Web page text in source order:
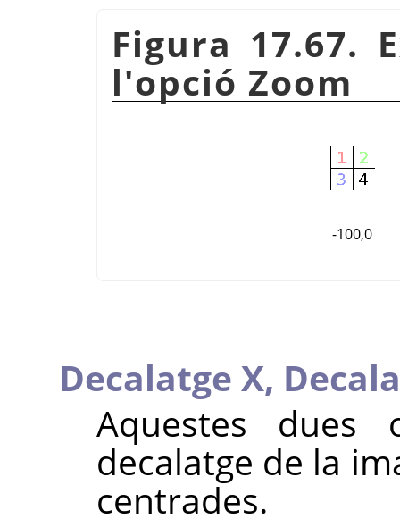
Figura 17.67.
l'opció Zoom
-100,0
Decalatge X,
Aquestes dues
decalatge de la
centrades.